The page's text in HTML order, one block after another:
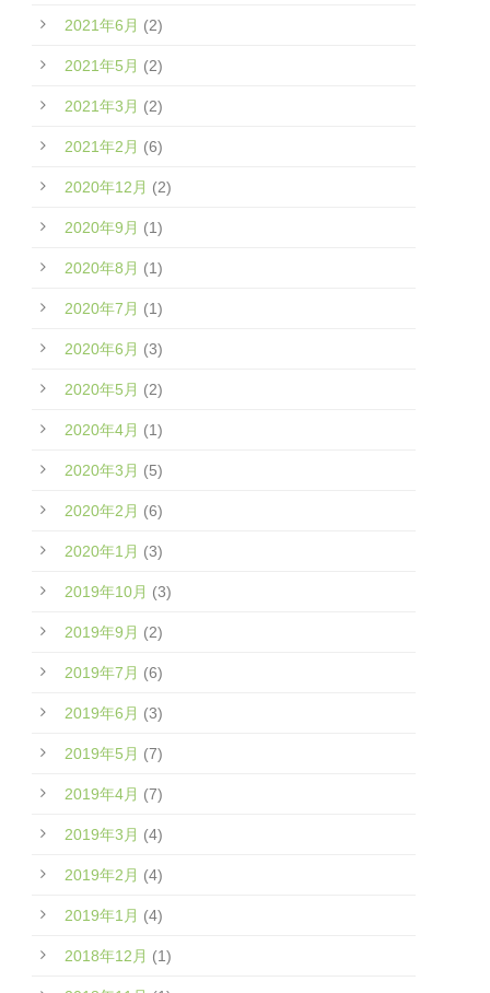
2021年6月 (2)
2021年5月 (2)
2021年3月 (2)
2021年2月 (6)
2020年12月 (2)
2020年9月 (1)
2020年8月 (1)
2020年7月 (1)
2020年6月 (3)
2020年5月 (2)
2020年4月 (1)
2020年3月 (5)
2020年2月 (6)
2020年1月 (3)
2019年10月 (3)
2019年9月 (2)
2019年7月 (6)
2019年6月 (3)
2019年5月 (7)
2019年4月 (7)
2019年3月 (4)
2019年2月 (4)
2019年1月 (4)
2018年12月 (1)